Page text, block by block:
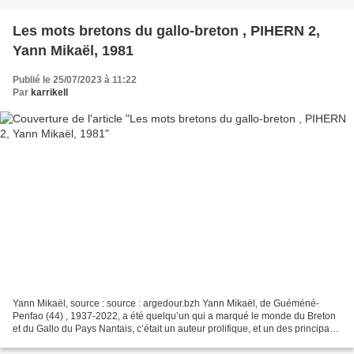
Les mots bretons du gallo-breton , PIHERN 2,
Yann Mikaël, 1981
Publié le 25/07/2023 à 11:22
Par karrikell
Yann Mikaël, source : source : argedour.bzh Yann Mikaël, de Guéméné-
Penfao (44) , 1937-2022, a été quelqu’un qui a marqué le monde du Breton
et du Gallo du Pays Nantais, c’était un auteur prolifique, et un des principaux